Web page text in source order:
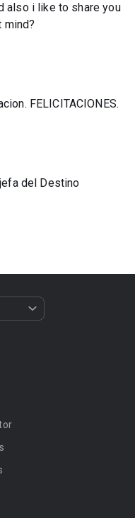
also i like to share you
mind?
FELICITACIONES.
del Destino